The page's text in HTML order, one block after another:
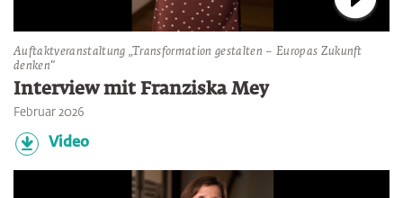
Auftaktveranstaltung „Transformation gestalten – Europas Zukunft
denken"
Interview mit Franziska Mey
Februar 2026
Video